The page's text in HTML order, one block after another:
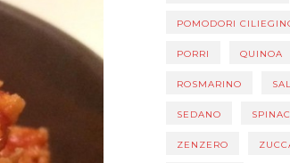
POMODORI
PORRI QUINOA
ROSMARINO
SEDANO
ZENZERO